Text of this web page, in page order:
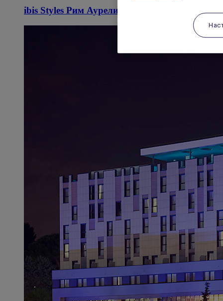
ibis Styles Рим Аурелия